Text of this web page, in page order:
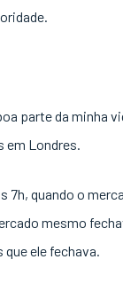
parte da minha
em Londres.
7h, quando o
mesmo
que ele fechava.